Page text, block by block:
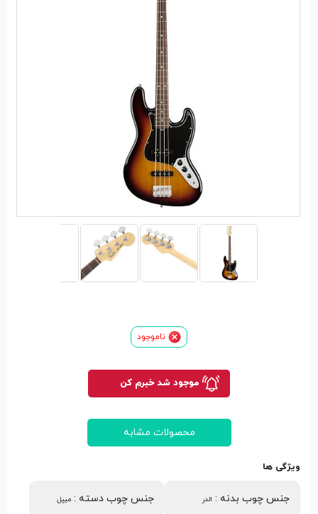
موجود شد خبرم کن
ناموجود
محصولات مشابه
ویژگی ها
جنس چوب بدنه : الدر جنس چوب دسته :میپل